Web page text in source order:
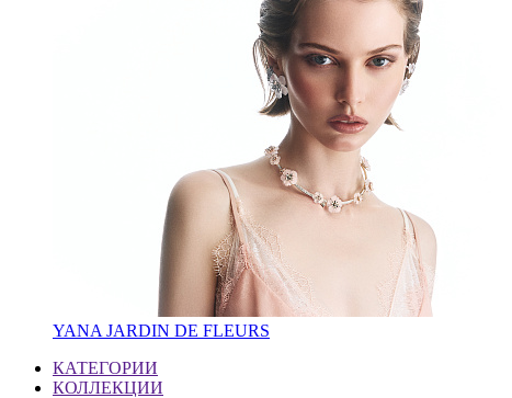
YANA JARDIN DE FLEURS
КАТЕГОРИИ
КОЛЛЕКЦИИ